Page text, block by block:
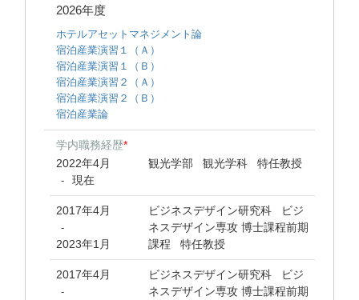
2026年度
ホテルアセットマネジメント論
宿泊産業演習１（Ａ）
宿泊産業演習１（Ｂ）
宿泊産業演習２（Ａ）
宿泊産業演習２（Ｂ）
宿泊産業論
学内職務経歴*
2022年4月
- 現在
観光学部 観光学科 特任教授
2017年4月
-
2023年1月
ビジネスデザイン研究科 ビジ
ネスデザイン専攻 博士課程前期
課程 特任教授
2017年4月
-
ビジネスデザイン研究科 ビジ
ネスデザイン専攻 博士課程前期